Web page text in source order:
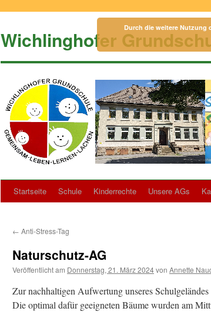
springen
Wichlinghofer
Startseite Schule Kinderrechte Unsere AGs
← Anti-Stress-Tag
Naturschutz-AG
Veröffentlicht am Donnerstag, 21. März 2024von Annette
Zur nachhaltigen Aufwertung unseres
Die optimal dafür geeigneten Bäume wurden am
Durch die weitere Nutzung